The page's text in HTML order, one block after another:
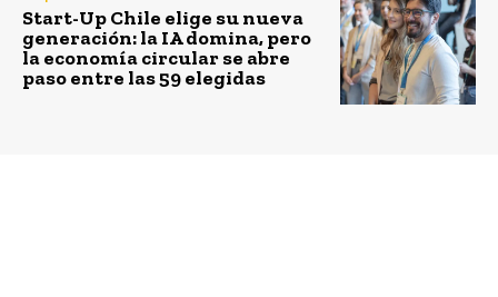
Start-Up Chile elige su nueva
generación: la IA domina, pero
la economía circular se abre
paso entre las 59 elegidas